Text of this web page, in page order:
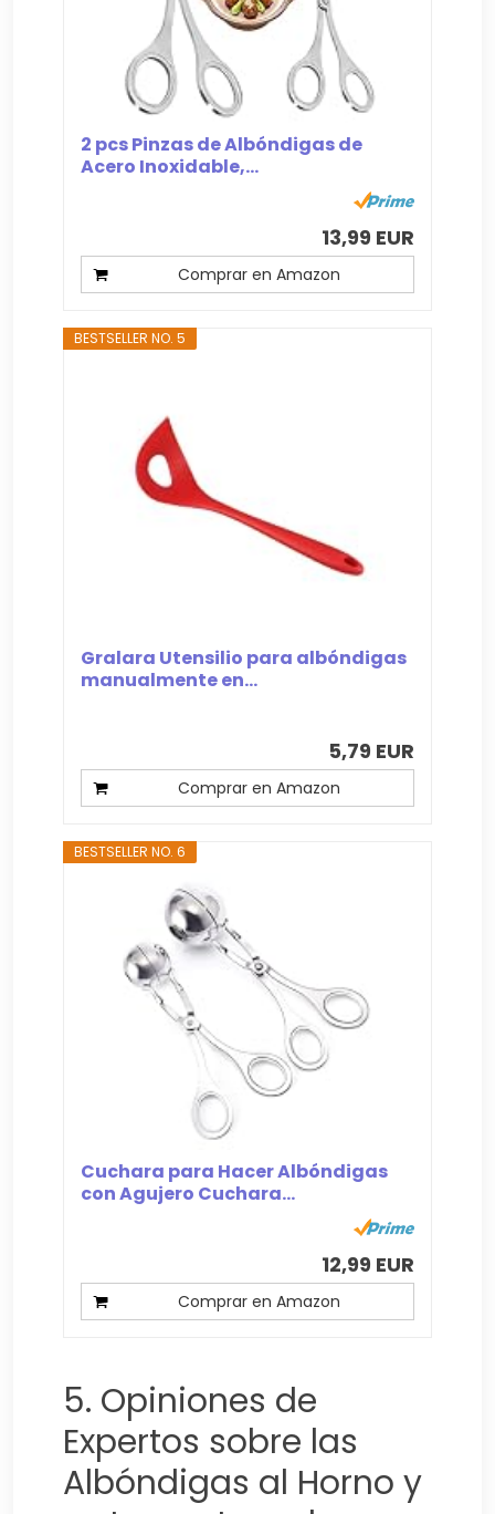
2 pcs Pinzas de Albóndigas de
Acero Inoxidable,...
13,99 EUR
Comprar en Amazon
BESTSELLER NO. 5
Gralara Utensilio para albóndigas
manualmente en...
5,79 EUR
Comprar en Amazon
BESTSELLER NO. 6
Cuchara para Hacer Albóndigas
con Agujero Cuchara...
12,99 EUR
Comprar en Amazon
5. Opiniones de
Expertos sobre las
Albóndigas al Horno y